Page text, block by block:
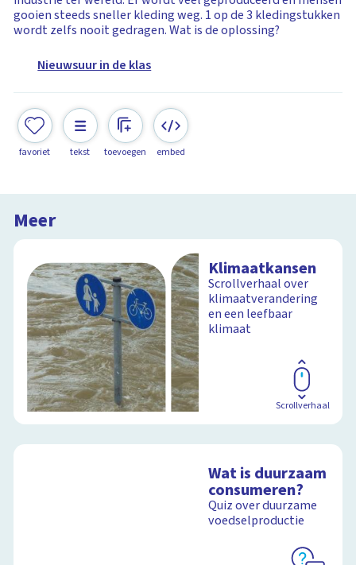
gooien steeds sneller kleding weg. 1 op de 3 kledingstukken
wordt zelfs nooit gedragen. Wat is de oplossing?
Nieuwsuur in de klas
favoriet tekst toevoegen embed
Meer
Klimaatkansen
Scrollverhaal over
klimaatverandering
en een leefbaar
klimaat
Scrollverhaal
Wat is duurzaam
consumeren?
Quiz over duurzame
voedselproductie